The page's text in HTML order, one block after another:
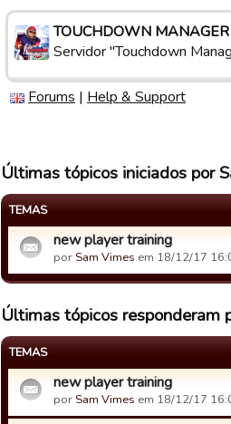
TOUCHDOWN MANAGER
Servidor "Touchdown
Forums | Help & Support
Últimas tópicos iniciados por
TEMAS
new player training
por Sam Vimes em 18/12/17
Últimas tópicos responderam
TEMAS
new player training
por Sam Vimes em 18/12/17